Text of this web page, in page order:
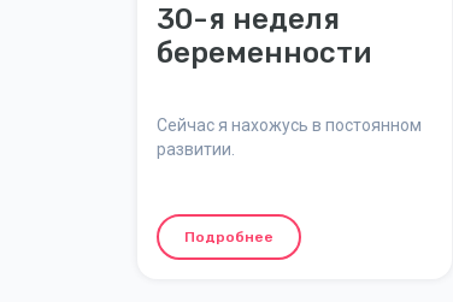
30-я неделя
беременности
Сейчас я нахожусь в постоянном
развитии.
Подробнее